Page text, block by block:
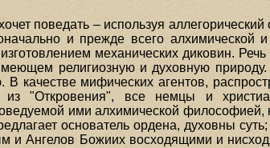
поведать – используя
и прежде всего алхимической
механических диковин. Речь
религиозную и духовную
качестве мифических агентов,
"Откровения", все немцы и
ими алхимической
основатель ордена, духовны
и Ангелов Божиих восходящими и